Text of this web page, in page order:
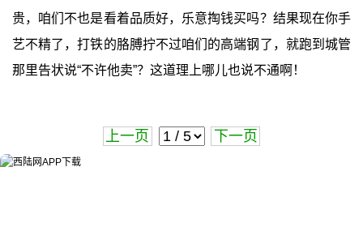
贵，咱们不也是看着品质好，乐意掏钱买吗？结果现在你手
艺不精了，打铁的胳膊拧不过咱们的高端钢了，就跑到城管
那里告状说“不许他卖”？这道理上哪儿也说不通啊！
上一页 下一页